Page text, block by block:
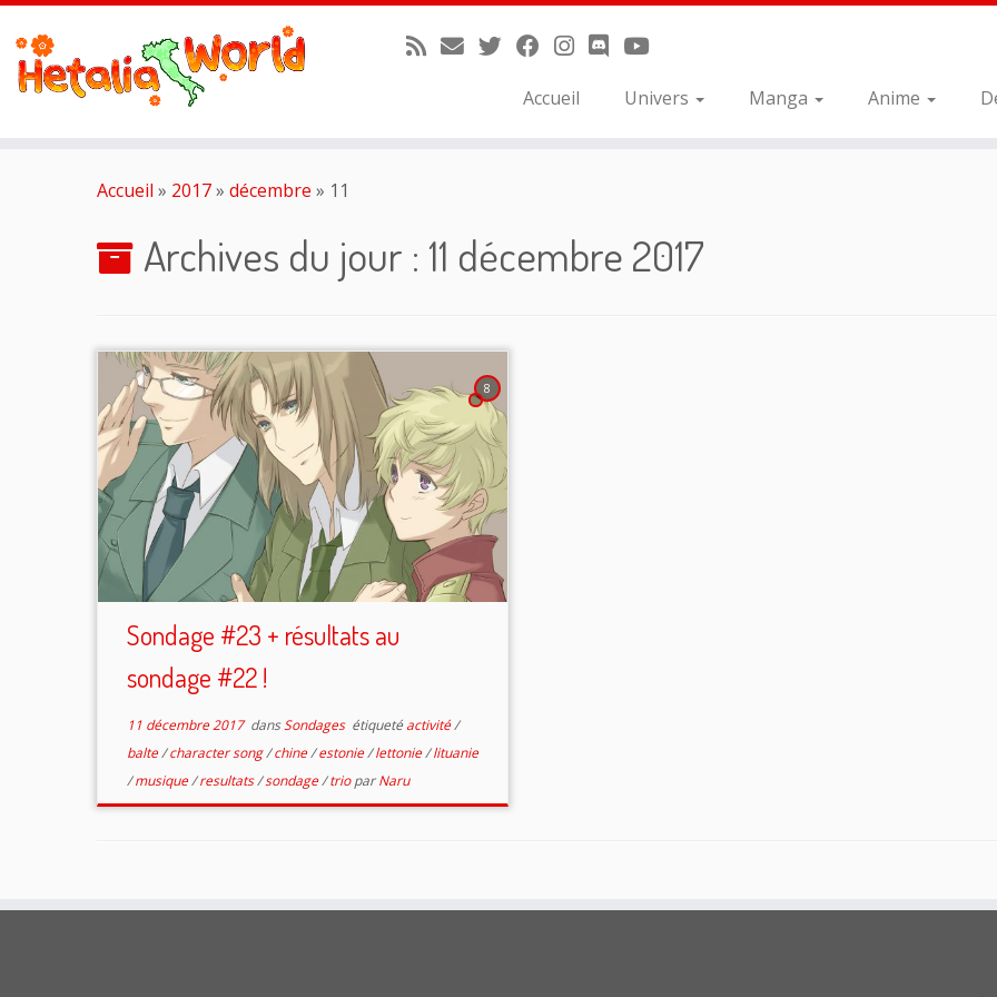
Accueil Univers Manga Anime
Accueil » 2017» décembre » 11
Archives du jour : 11 décembre 2017
8
Sondage #23 + résultats au
sondage #22 !
11 décembre 2017dansSondages étiqueté activité/
balte/character song/chine/estonie/lettonie/lituanie
/musique/resultats/sondage/trioparNaru